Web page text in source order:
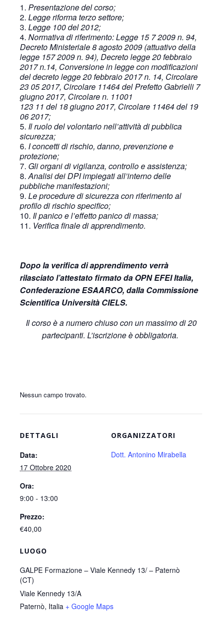
Presentazione del corso;
Legge riforma terzo settore;
Legge 100 del 2012;
Normativa di riferimento: Legge 15 7 2009 n. 94,
Decreto Ministeriale 8 agosto 2009 (attuativo della
legge 157 2009 n. 94), Decreto legge 20 febbraio
2017 n.14, Conversione in legge con modificazioni
del decreto legge 20 febbraio 2017 n. 14, Circolare
23 05 2017, Circolare 11464 del Prefetto Gabrielli 7
giugno 2017, Circolare n. 11001
123 11 del 18 giugno 2017, Circolare 11464 del 19
06 2017;
Il ruolo del volontario nell’attività di pubblica
sicurezza;
I concetti di rischio, danno, prevenzione e
protezione;
Gli organi di vigilanza, controllo e assistenza;
Analisi dei DPI impiegati all’interno delle
pubbliche manifestazioni;
Le procedure di sicurezza con riferimento al
profilo di rischio specifico;
Il panico e l’effetto panico di massa;
Verifica finale di apprendimento.
Dopo la verifica di apprendimento verrà
rilasciato l’attestato firmato da OPN EFEI Italia,
Confederazione ESAARCO, dalla Commissione
Scientifica Università CIELS.
Il corso è a numero chiuso con un massimo di 20
partecipanti. L’iscrizione è obbligatoria.
Nessun campo trovato.
DETTAGLI
Data:
17 Ottobre 2020
Ora:
9:00 - 13:00
Prezzo:
€40,00
LUOGO
GALPE Formazione – Viale Kennedy 13/ – Paternò
(CT)
Viale Kennedy 13/A
Paternò, Italia + Google Maps
ORGANIZZATORI
Dott. Antonino Mirabella